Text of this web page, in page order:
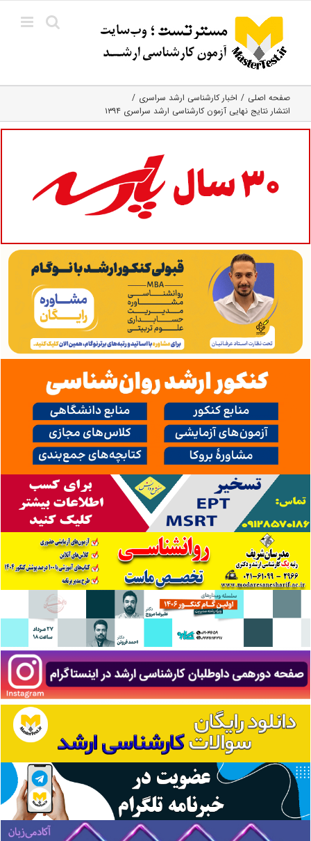
content
صفحه اصلی
اخبار کارشناسی ارشد سراسری
انتشار نتایج نهایی آزمون کارشناسی ارشد سراسری ۱۳۹۴